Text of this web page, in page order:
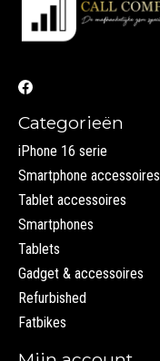
Categorieën
iPhone 16 serie
Smartphone accessoires
Tablet accessoires
Smartphones
Tablets
Gadget & accessoires
Refurbished
Fatbikes